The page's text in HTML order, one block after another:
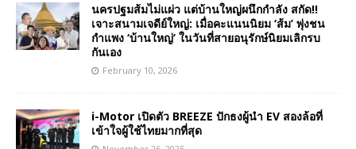
นครปฐมส้มไม่แผ่ว แต่บ้านใหญ่ผนึกกำลัง สกัด!!
เจาะสนามเจดีย์ใหญ่: เมื่อคะแนนนิยม ‘ส้ม’ พุ่งชน
กำแพง ‘บ้านใหญ่’ ในวันที่สายอนุรักษ์นิยมเลิกรบ
กันเอง
February 10, 2026
i-Motor เปิดตัว BREEZE ปักธงผู้นำ EV สองล้อที่
เข้าใจผู้ใช้ไทยมากที่สุด